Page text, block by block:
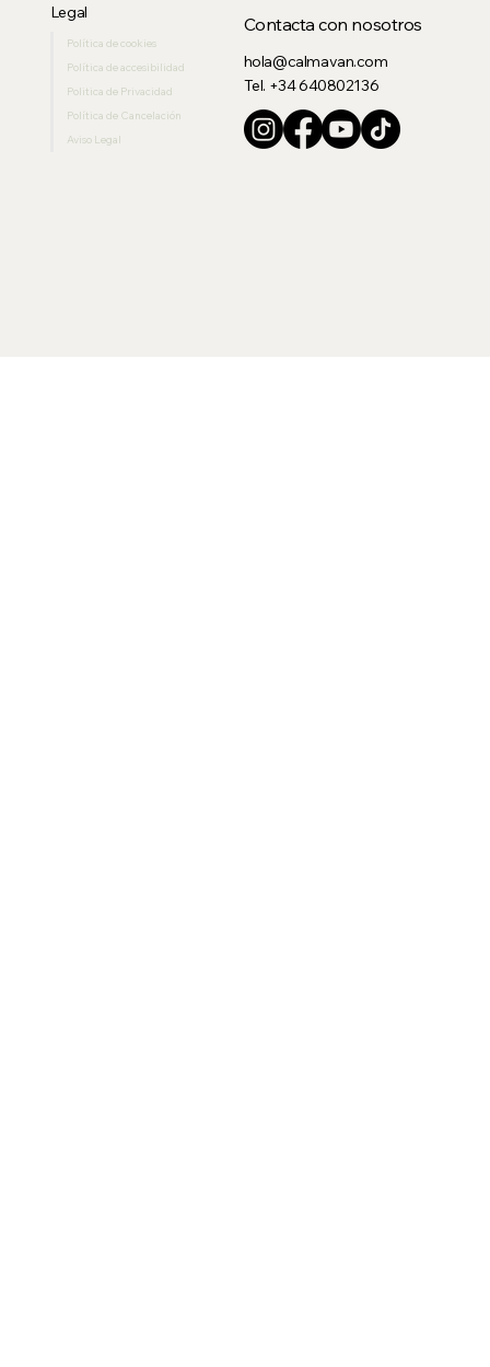
Legal
Política de cookies
Política de accesibilidad
Politica de Privacidad
Política de Cancelación
Aviso Legal
Contacta con nosotros
hola@calmavan.com
Tel. +34 640802136